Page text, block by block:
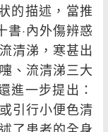
的描述，當推
書·內外傷辨惑
清涕，寒甚出
、流清涕三大
進一步提出：
引行小便色清